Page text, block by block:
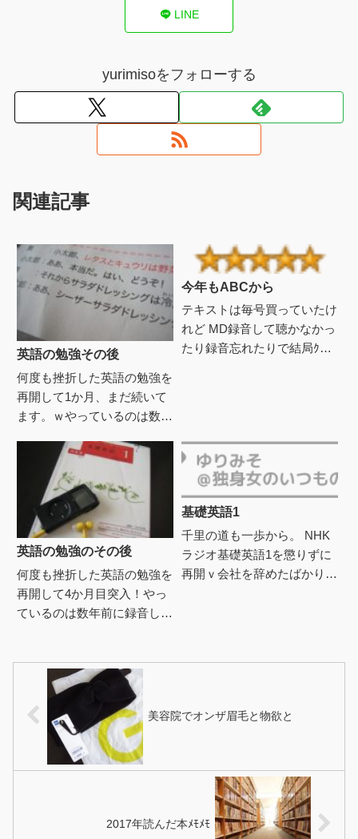
LINE
yurimisoをフォローする
関連記事
英語の勉強その後
何度も挫折した英語の勉強を
再開して1か月、まだ続いて
ます。ｗやっているのは数年
基礎英語1。 テキストも一年
分、ほぼ使っていないのを見
今年もABCから
テキストは毎号買っていたけ
れど MD録音して聴かなかっ
たり録音忘れたりで結局ｸﾞ
英語の勉強のその後
何度も挫折した英語の勉強を
再開して4か月目突入！やっ
ているのは数年前に録音した
ていないのを見ながら、朝コ
基礎英語1
千里の道も一歩から。 NHK
ラジオ基礎英語1を懲りずに
再開ｖ会社を辞めたばかりの
美容院でオンザ眉毛と物欲と
2017年読んだ本ﾒﾓﾒﾓ